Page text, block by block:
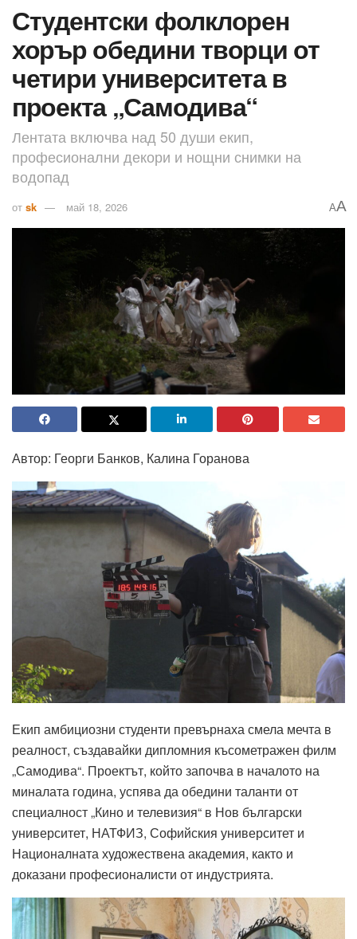
Студентски фолклорен
хорър обедини творци от
четири университета в
проекта „Самодива“
Лентата включва над 50 души екип,
професионални декори и нощни снимки на
водопад
от sk май 18, 2026 AA
Автор: Георги Банков, Калина Горанова
Екип амбициозни студенти превърнаха смела мечта в
реалност, създавайки дипломния късометражен филм
„Самодива“. Проектът, който започва в началото на
миналата година, успява да обедини таланти от
специалност „Кино и телевизия“ в Нов български
университет, НАТФИЗ, Софийския университет и
Националната художествена академия, както и
доказани професионалисти от индустрията.